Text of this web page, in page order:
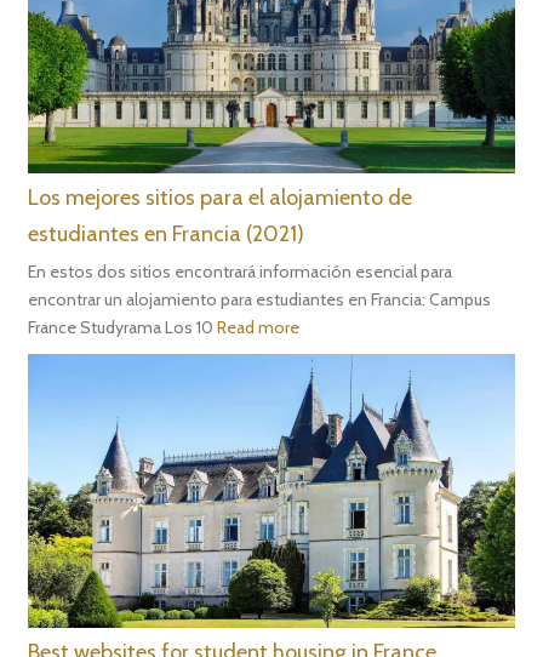
Los mejores sitios para el alojamiento de
estudiantes en Francia (2021)
En estos dos sitios encontrará información esencial para
encontrar un alojamiento para estudiantes en Francia: Campus
France Studyrama Los 10Read more
Best websites for student housing in France